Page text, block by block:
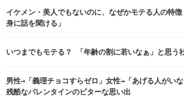
イケメン・美人でもないのに、なぜかモテる人の特
身に話を聞ける」
いつまでもモテる？ 「年齢の割に若いなぁ」と思う
男性→「義理チョコすらゼロ」女性→「あげる人がい
残酷なバレンタインのビターな思い出